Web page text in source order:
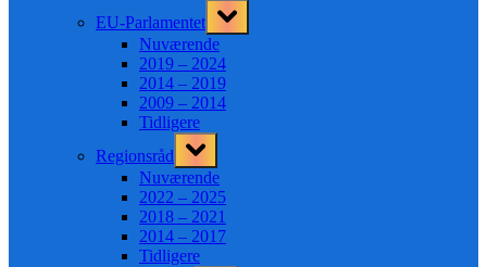
EU-Parlamentet
Toggle
sub-
menu
Nuværende
2019 – 2024
2014 – 2019
2009 – 2014
Tidligere
Regionsråd
Toggle
sub-
menu
Nuværende
2022 – 2025
2018 – 2021
2014 – 2017
Tidligere